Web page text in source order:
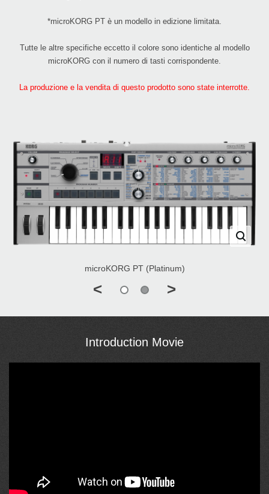
*microKORG PT è un modello in edizione limitata.
Tutte le altre specifiche eccetto il colore sono identiche al modello
microKORG con il numero di tasti corrispondente.
La produzione e la vendita di questo prodotto sono state interrotte.
microKORG PT (Platinum)
< >
Introduction Movie